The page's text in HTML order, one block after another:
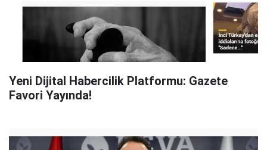
Yeni Dijital Habercilik Platformu: Gazete
Favori Yayında!